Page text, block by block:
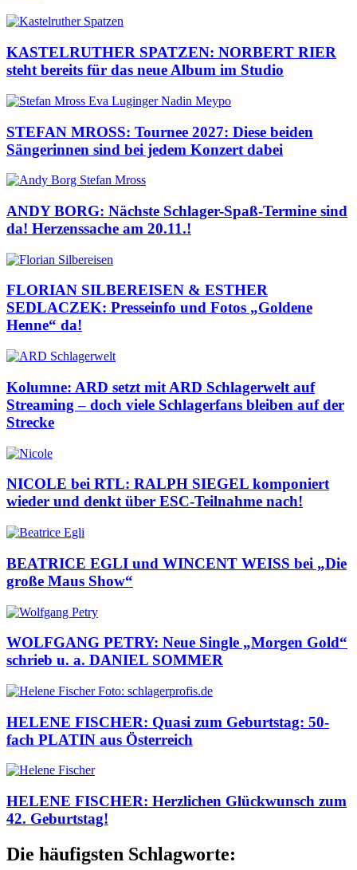
KASTELRUTHER SPATZEN: NORBERT RIER
steht bereits für das neue Album im Studio
STEFAN MROSS: Tournee 2027: Diese beiden
Sängerinnen sind bei jedem Konzert dabei
ANDY BORG: Nächste Schlager-Spaß-Termine sind
da! Herzenssache am 20.11.!
FLORIAN SILBEREISEN & ESTHER
SEDLACZEK: Presseinfo und Fotos „Goldene
Henne“ da!
Kolumne: ARD setzt mit ARD Schlagerwelt auf
Streaming – doch viele Schlagerfans bleiben auf der
Strecke
NICOLE bei RTL: RALPH SIEGEL komponiert
wieder und denkt über ESC-Teilnahme nach!
BEATRICE EGLI und WINCENT WEISS bei „Die
große Maus Show“
WOLFGANG PETRY: Neue Single „Morgen Gold“
schrieb u. a. DANIEL SOMMER
HELENE FISCHER: Quasi zum Geburtstag: 50-
fach PLATIN aus Österreich
HELENE FISCHER: Herzlichen Glückwunsch zum
42. Geburtstag!
Die häufigsten Schlagworte: